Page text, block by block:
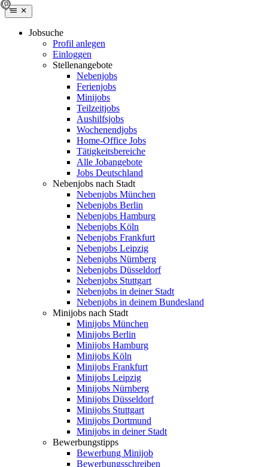
Jobsuche
Profil anlegen
Einloggen
Stellenangebote
Nebenjobs
Ferienjobs
Minijobs
Teilzeitjobs
Aushilfsjobs
Wochenendjobs
Home-Office Jobs
Tätigkeitsbereiche
Alle Jobangebote
Jobs Deutschland
Nebenjobs nach Stadt
Nebenjobs München
Nebenjobs Berlin
Nebenjobs Hamburg
Nebenjobs Köln
Nebenjobs Frankfurt
Nebenjobs Leipzig
Nebenjobs Nürnberg
Nebenjobs Düsseldorf
Nebenjobs Stuttgart
Nebenjobs in deiner Stadt
Nebenjobs in deinem Bundesland
Minijobs nach Stadt
Minijobs München
Minijobs Berlin
Minijobs Hamburg
Minijobs Köln
Minijobs Frankfurt
Minijobs Leipzig
Minijobs Nürnberg
Minijobs Düsseldorf
Minijobs Stuttgart
Minijobs Dortmund
Minijobs in deiner Stadt
Bewerbungstipps
Bewerbung Minijob
Bewerbungsschreiben